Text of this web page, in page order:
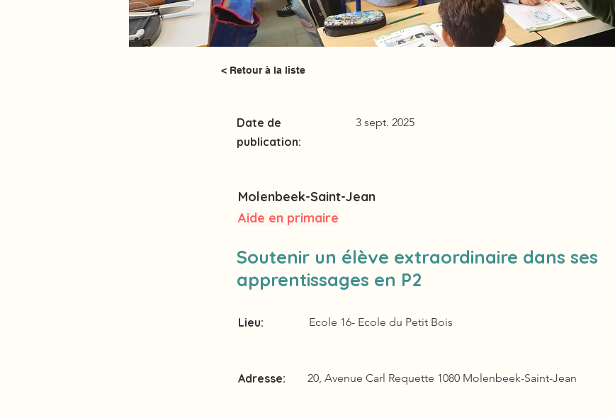
< Retour à la liste
Date de
publication:
3 sept. 2025
Molenbeek-Saint-Jean
Aide en primaire
Soutenir un élève extraordinaire dans ses
apprentissages en P2
Lieu: Ecole 16- Ecole du Petit Bois
Adresse: 20, Avenue Carl Requette 1080 Molenbeek-Saint-Jean